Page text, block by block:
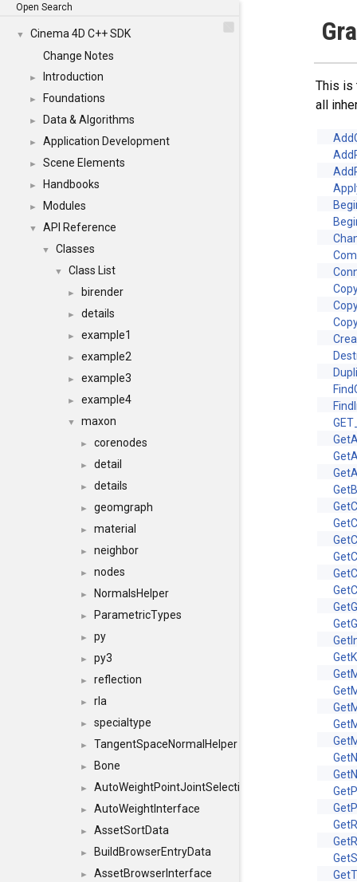
Open Search
▼
Cinema 4D C++ SDK
Change Notes
► Introduction
► Foundations
► Data & Algorithms
► Application Development
► Scene Elements
► Handbooks
► Modules
▼ API Reference
▼ Classes
▼ Class List
► birender
► details
► example1
► example2
► example3
► example4
▼ maxon
► corenodes
► detail
► details
► geomgraph
► material
► neighbor
► nodes
► NormalsHelper
► ParametricTypes
► py
► py3
► reflection
► rla
► specialtype
► TangentSpaceNormalHelper
► Bone
► AutoWeightPointJointSelections
► AutoWeightInterface
► AssetSortData
► BuildBrowserEntryData
► AssetBrowserInterface
This
all